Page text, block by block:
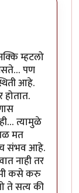
आहे…by
म्हटलो
पण
आहे.
त्यामुळे
मत
संभव आहे.
नाही तर
मी कसे करु
ते सत्य की